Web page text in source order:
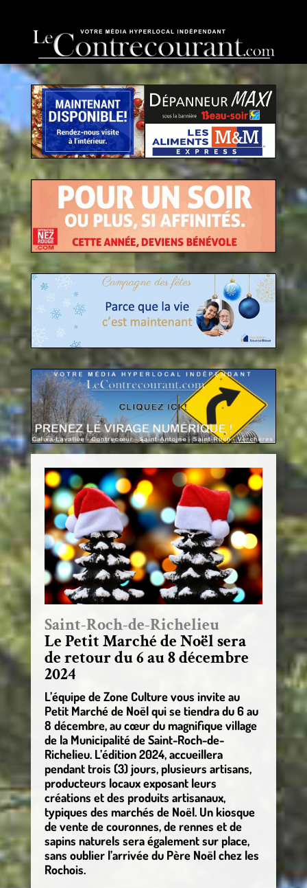
Saint-Roch-de-Richelieu
Le Petit Marché de Noël sera
de retour du 6 au 8 décembre
2024
L’équipe de Zone Culture vous invite au
Petit Marché de Noël qui se tiendra du 6 au
8 décembre, au cœur du magnifique village
de la Municipalité de Saint-Roch-de-
Richelieu. L’édition 2024, accueillera
pendant trois (3) jours, plusieurs artisans,
producteurs locaux exposant leurs
créations et des produits artisanaux,
typiques des marchés de Noël. Un kiosque
de vente de couronnes, de rennes et de
sapins naturels sera également sur place,
sans oublier l’arrivée du Père Noël chez les
Rochois.